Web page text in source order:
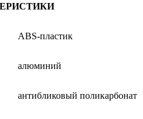
ABS-пластик
алюминий
антибликовый поликарбонат